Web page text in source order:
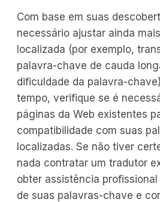
Com base em suas
necessário ajustar ainda
localizada (por exemplo,
palavra-chave de cauda
dificuldade da palavra-
tempo, verifique se é
páginas da Web existentes
compatibilidade com suas
localizadas. Se não tiver
nada contratar um tradutor
obter assistência
de suas palavras-chave e